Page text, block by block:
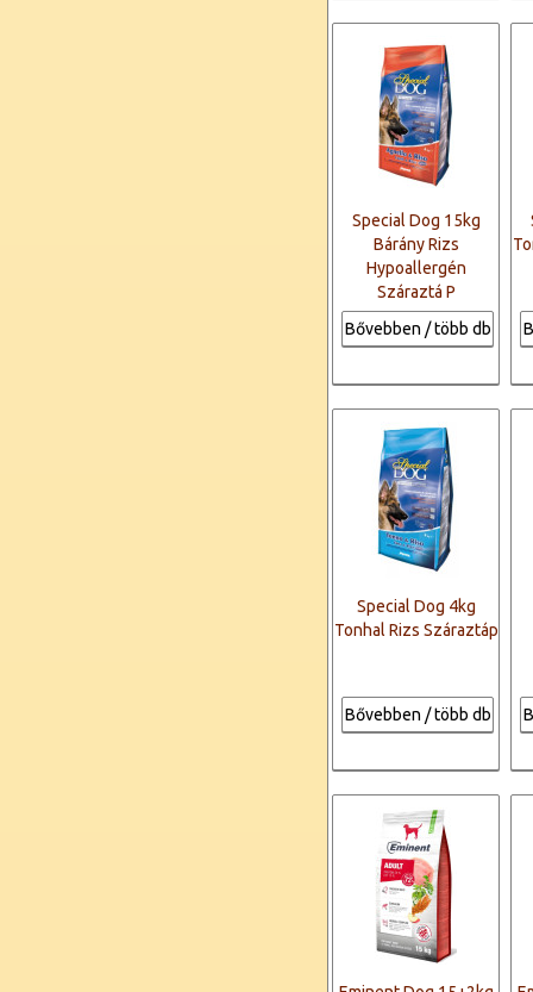
Special Dog 15kg
Bárány Rizs
Hypoallergén
Száraztá P
Bővebben / több db
Special Dog 4kg
Tonhal Rizs Száraztáp
Bővebben / több db